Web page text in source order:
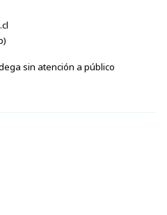
sin atención a público